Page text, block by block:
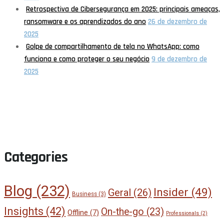
Retrospectiva de Cibersegurança em 2025: principais ameaças,
ransomware e os aprendizados do ano 26 de dezembro de
2025
Golpe de compartilhamento de tela no WhatsApp: como
funciona e como proteger o seu negócio 9 de dezembro de
2025
Categories
Blog (232) Business (3) Geral (26) Insider (49)
Insights (42) Offline (7) On-the-go (23) Professionals (2)